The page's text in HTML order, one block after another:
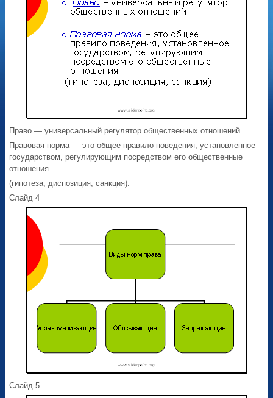
Право — универсальный регулятор общественных отношений.
Правовая норма — это общее правило поведения, установленное
государством, регулирующим посредством его общественные
отношения
(гипотеза, диспозиция, санкция).
Слайд 4
Слайд 5